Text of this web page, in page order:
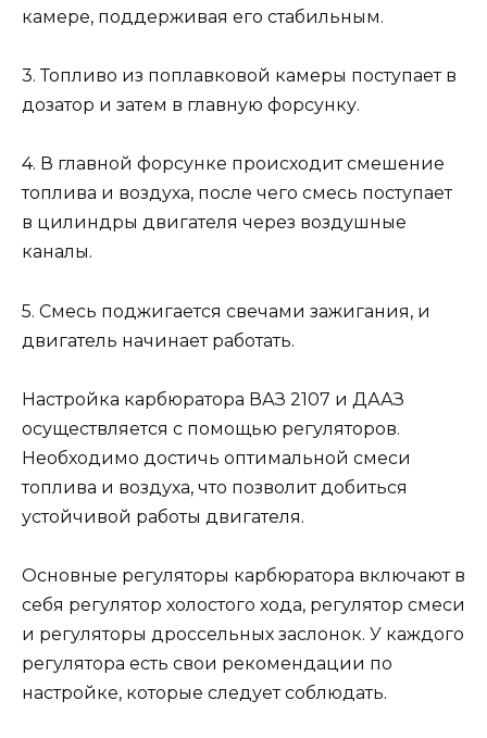
камере, поддерживая его стабильным.
3. Топливо из поплавковой камеры поступает в
дозатор и затем в главную форсунку.
4. В главной форсунке происходит смешение
топлива и воздуха, после чего смесь поступает
в цилиндры двигателя через воздушные
каналы.
5. Смесь поджигается свечами зажигания, и
двигатель начинает работать.
Настройка карбюратора ВАЗ 2107 и ДААЗ
осуществляется с помощью регуляторов.
Необходимо достичь оптимальной смеси
топлива и воздуха, что позволит добиться
устойчивой работы двигателя.
Основные регуляторы карбюратора включают в
себя регулятор холостого хода, регулятор смеси
и регуляторы дроссельных заслонок. У каждого
регулятора есть свои рекомендации по
настройке, которые следует соблюдать.